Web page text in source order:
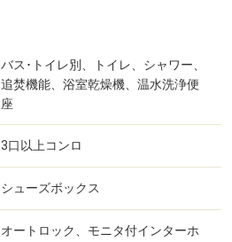
バス･トイレ別、トイレ、シャワー、
追焚機能、浴室乾燥機、温水洗浄便
座
3口以上コンロ
シューズボックス
オートロック、モニタ付インターホ